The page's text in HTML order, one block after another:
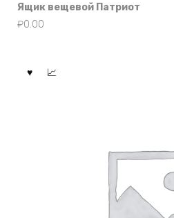
Ящик вещевой Патриот
₽0.00